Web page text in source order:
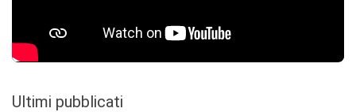
Ultimi pubblicati